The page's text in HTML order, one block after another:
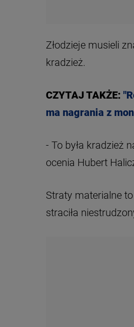
Złodzieje musieli
kradzież.
CZYTAJ TAKŻE:
ma nagrania z
- To była kradzież
ocenia Hubert
Straty materialne
straciła